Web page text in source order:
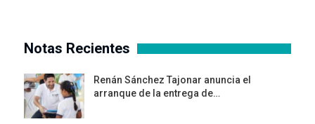
Notas Recientes
Renán Sánchez Tajonar anuncia el
arranque de la entrega de…